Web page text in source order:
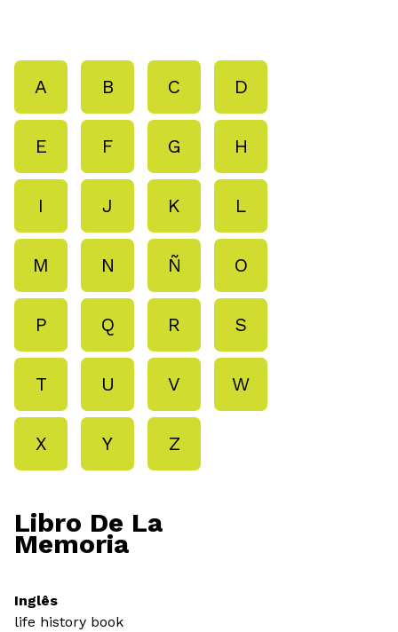
A B C D
E F G H
I J K L
M N Ñ O
P Q R S
T U V W
X Y Z
Libro De La
Memoria
Inglês
life history book